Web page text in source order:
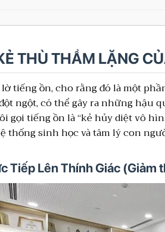
THÙ THẦM LẶNG
tiếng ồn, cho rằng đó là một
ngột, có thể gây ra những
gọi tiếng ồn là “kẻ hủy diệt vô
thống sinh học và tâm lý con
Tiếp Lên Thính Giác (Giảm